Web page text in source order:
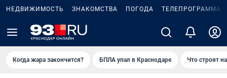
НЕДВИЖИМОСТЬ ЗНАКОМСТВА ПОГОДА ТЕЛЕПРОГРАММА
Когда жара закончится? БПЛА упал в Краснодаре Что строят